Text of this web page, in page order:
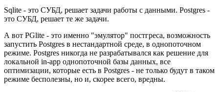
Sqlite - это СУБД, решает задачи работы с данными. Postgres -
это СУБД, решает те же задачи.
А вот PGlite - это именно "эмулятор" постгреса, возможность
запустить Postgres в нестандартной среде, в однопоточном
режиме. Postgres никогда не разрабатывался как решение для
локальной in-app однопоточной базы данных, все
оптимизации, которые есть в Postgres - не только будут в таком
режиме бесполезны, но и, скорее всего, вредны.